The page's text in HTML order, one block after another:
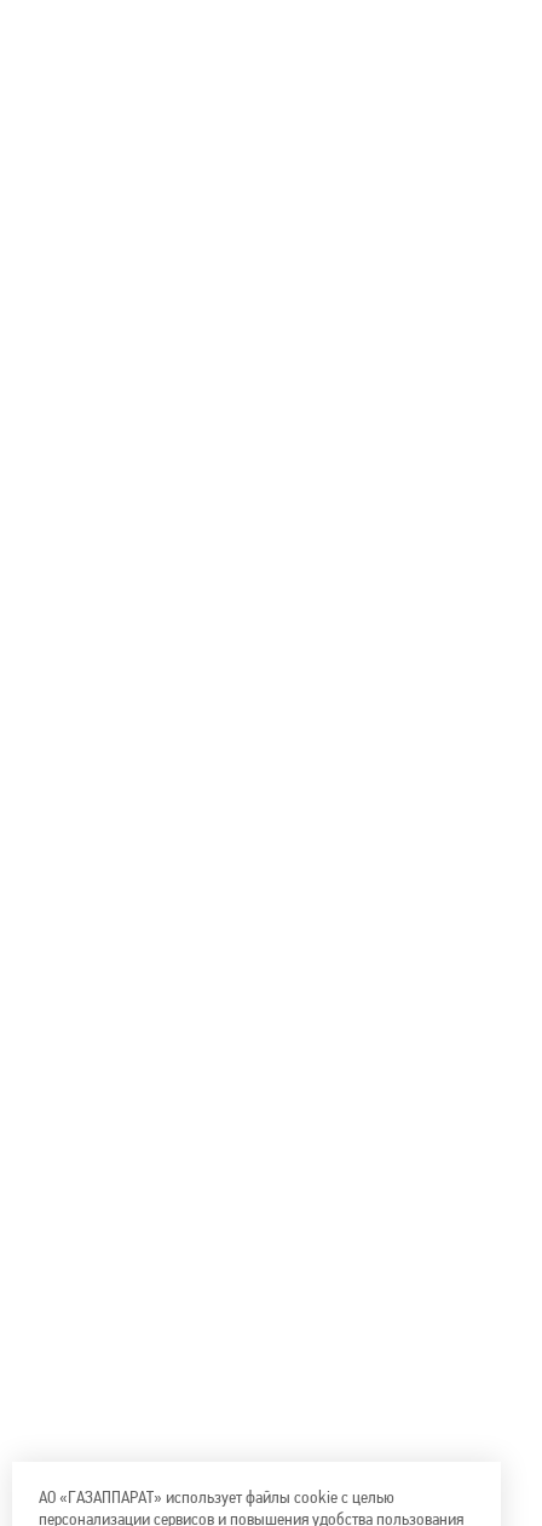
АО «ГАЗАППАРАТ» использует файлы cookie с целью
персонализации сервисов и повышения удобства пользования